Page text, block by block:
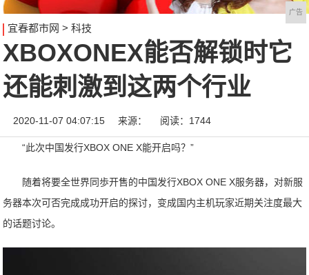
广告
宜春都市网 > 科技
XBOXONEX能否解锁时它
还能刺激到这两个行业
2020-11-07 04:07:15 来源： 阅读：1744
“此次中国发行XBOX ONE X能开启吗？”
随着将要全世界同歩开售的中国发行XBOX ONE X服务器，对新服
务器本次可否完成成功开启的探讨，变成国内主机玩家近期关注度最大
的话题讨论。